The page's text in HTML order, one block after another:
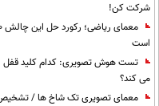
شرکت کن!
است
تست هوش تصویری: کدام کلید قفل
می کند؟